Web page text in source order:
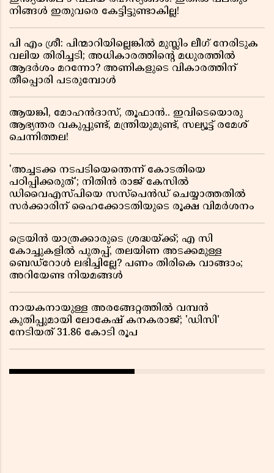
നിങ്ങൾ ഇതുവരെ കേട്ടിട്ടുണ്ടാകില്ല!
പി എം ശ്രീ: പിന്മാറിയില്ലെങ്കിൽ മുസ്ലിം ലീഗ് നേരിടുക
വലിയ തിരിച്ചടി; അധികാരത്തിന്റെ മധുരത്തിൽ
ആദർശം മറന്നോ? അണികളുടെ വികാരത്തിന്
തീപ്പൊരി പടരുമ്പോൾ
ആയങ്കി, മോഹൻദാസ്, തൂഫാൻ.. ഇവിടെയൊരു
ആഭ്യന്തര വകുപ്പുണ്ട്, മന്ത്രിയുമുണ്ട്, സല്യൂട്ട് രമേശ്‌
ചെന്നിത്തല!
'അച്ചടക്ക നടപടിയെന്തെന്ന് കോടതിയെ
പഠിപ്പിക്കരുത്'; നിതിൻ രാജ് കേസിൽ
ഡിവൈഎസ്പിയെ സസ്പെൻഡ് ചെയ്യാത്തതിൽ
സർക്കാരിന് ഹൈക്കോടതിയുടെ രൂക്ഷ വിമർശനം
ട്രെയിൻ യാത്രക്കാരുടെ ശ്രദ്ധയ്ക്ക്; എ സി
കോച്ചുകളിൽ പുതപ്പ്, തലയിണ അടക്കമുള്ള
ബെഡ്റോൾ ലഭിച്ചില്ലേ? പണം തിരികെ വാങ്ങാം;
അറിയേണ്ട നിയമങ്ങൾ
നായകനായുള്ള അരങ്ങേറ്റത്തിൽ വമ്പൻ
കുതിപ്പുമായി ലോകേഷ് കനകരാജ്; 'ഡിസി'
നേടിയത് 31.86 കോടി രൂപ